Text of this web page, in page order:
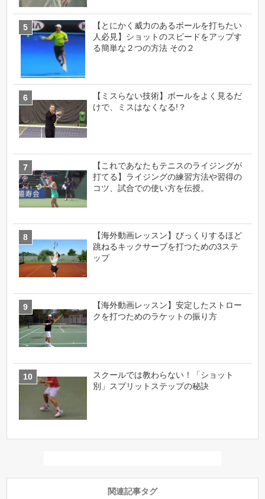
【とにかく威力のあるボールを打ちたい
人必見】ショットのスピードをアップす
る簡単な２つの方法 その２
【ミスらない技術】ボールをよく見るだ
けで、ミスはなくなる!？
【これであなたもテニスのライジングが
打てる】ライジングの練習方法や習得の
コツ、試合での使い方を伝授。
【海外動画レッスン】びっくりするほど
跳ねるキックサーブを打つための3ステ
ップ
【海外動画レッスン】安定したストロー
クを打つためのラケットの振り方
スクールでは教わらない！「ショット
別」スプリットステップの秘訣
関連記事タグ